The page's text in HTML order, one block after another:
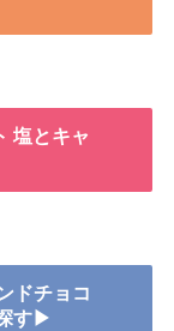
塩とキャ
ドチョコ
す▶